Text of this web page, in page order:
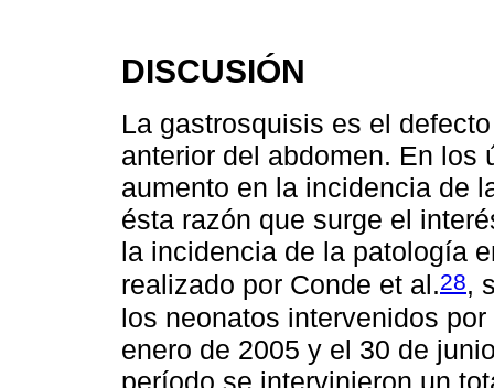
DISCUSIÓN
La gastrosquisis es el
anterior del abdomen. En los
aumento en la incidencia de
ésta razón que surge el
la incidencia de la patología
realizado por Conde et al.28,
los neonatos intervenidos
enero de 2005 y el 30 de
período se intervinieron un